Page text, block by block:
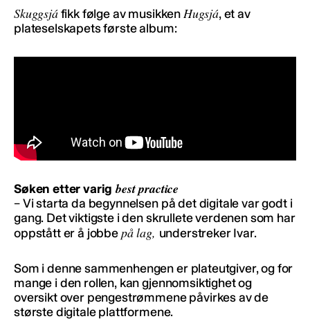
Skuggsjáfikk følge av musikkenHugsjá, et av
plateselskapets første album:
Søken etter varig best practice
– Vi starta da begynnelsen på det digitale var godt i
gang. Det viktigste i den skrullete verdenen som har
oppstått er å jobbepå lag, understreker Ivar.
Som i denne sammenhengen er plateutgiver, og for
mange i den rollen, kan gjennomsiktighet og
oversikt over pengestrømmene påvirkes av de
største digitale plattformene.